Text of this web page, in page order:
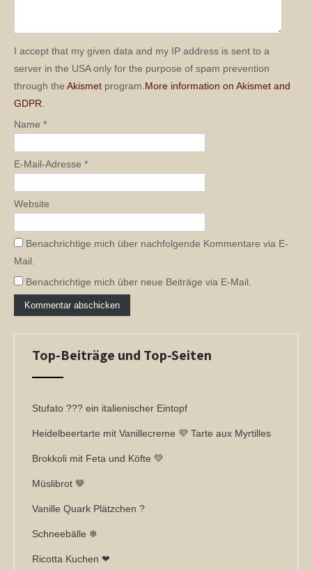
I accept that my given data and my IP address is sent to a
server in the USA only for the purpose of spam prevention
through the Akismet program. More information on Akismet and
GDPR
Name *
E-Mail-Adresse *
Website
Benachrichtige mich über nachfolgende Kommentare via E-
Mail.
Benachrichtige mich über neue Beiträge via E-Mail.
Top-Beiträge und Top-Seiten
Stufato ??? ein italienischer Eintopf
Heidelbeertarte mit Vanillecreme 💜 Tarte aux Myrtilles
Brokkoli mit Feta und Köfte 💚
Müslibrot 🤎
Vanille Quark Plätzchen ?
Schneebälle ❄
Ricotta Kuchen ❤